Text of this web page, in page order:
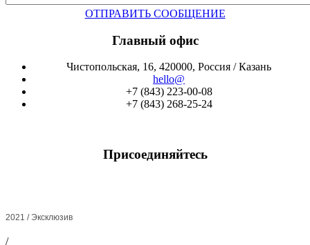
ОТПРАВИТЬ СООБЩЕНИЕ
Главный офис
Чистопольская, 16, 420000, Россия / Казань
hello@
+7 (843) 223-00-08
+7 (843) 268-25-24
Присоединяйтесь
2021 / Эксклюзив
/